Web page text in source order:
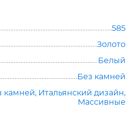
585
Золото
Белый
Без камней
камней, Итальянский дизайн,
Массивные